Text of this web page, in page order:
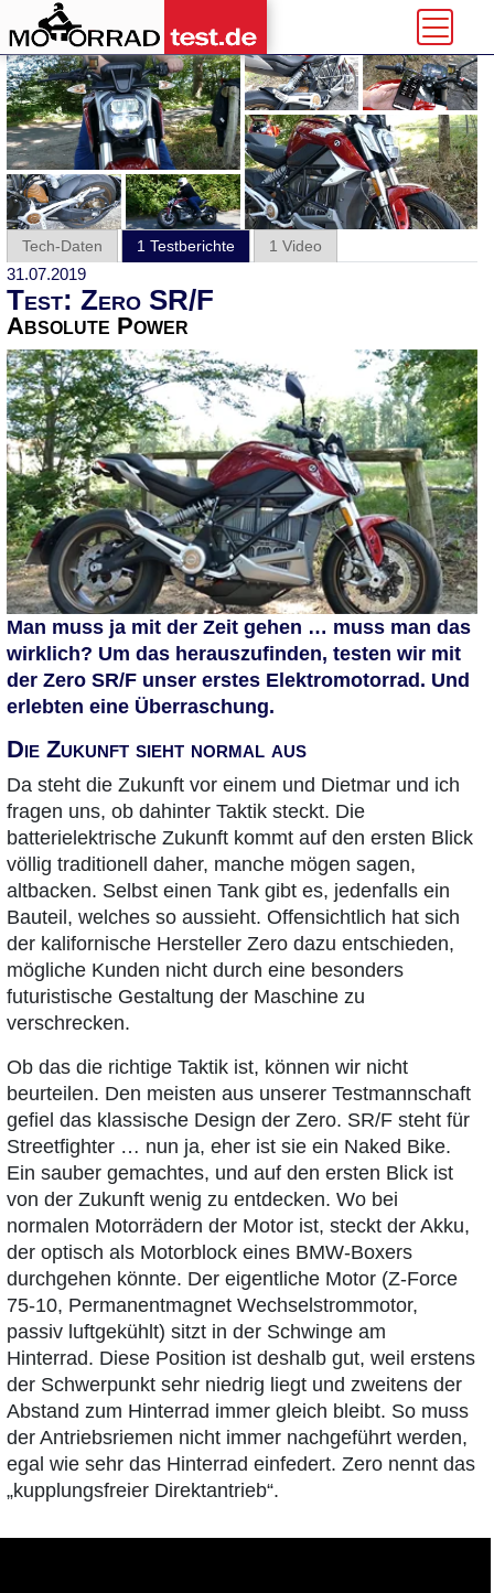
Tech-Daten 1 Testberichte 1 Video
31.07.2019
Test: Zero SR/F
Absolute Power
Man muss ja mit der Zeit gehen … muss man das
wirklich? Um das herauszufinden, testen wir mit
der Zero SR/F unser erstes Elektromotorrad. Und
erlebten eine Überraschung.
Die Zukunft sieht normal aus
Da steht die Zukunft vor einem und Dietmar und ich
fragen uns, ob dahinter Taktik steckt. Die
batterielektrische Zukunft kommt auf den ersten Blick
völlig traditionell daher, manche mögen sagen,
altbacken. Selbst einen Tank gibt es, jedenfalls ein
Bauteil, welches so aussieht. Offensichtlich hat sich
der kalifornische Hersteller Zero dazu entschieden,
mögliche Kunden nicht durch eine besonders
futuristische Gestaltung der Maschine zu
verschrecken.
Ob das die richtige Taktik ist, können wir nicht
beurteilen. Den meisten aus unserer Testmannschaft
gefiel das klassische Design der Zero. SR/F steht für
Streetfighter … nun ja, eher ist sie ein Naked Bike.
Ein sauber gemachtes, und auf den ersten Blick ist
von der Zukunft wenig zu entdecken. Wo bei
normalen Motorrädern der Motor ist, steckt der Akku,
der optisch als Motorblock eines BMW-Boxers
durchgehen könnte. Der eigentliche Motor (Z-Force
75-10, Permanentmagnet Wechselstrommotor,
passiv luftgekühlt) sitzt in der Schwinge am
Hinterrad. Diese Position ist deshalb gut, weil erstens
der Schwerpunkt sehr niedrig liegt und zweitens der
Abstand zum Hinterrad immer gleich bleibt. So muss
der Antriebsriemen nicht immer nachgeführt werden,
egal wie sehr das Hinterrad einfedert. Zero nennt das
„kupplungsfreier Direktantrieb“.